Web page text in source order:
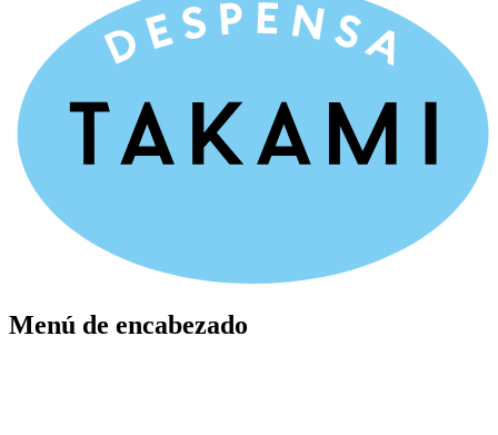
Menú de encabezado